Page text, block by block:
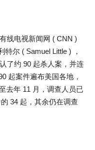
线电视新闻网 ( CNN )
特尔 ( Samuel Little ) ，
了约 90 起杀人案，并连
起案件遍布美国各地，
去年 11 月，调查人员已
34 起，其余仍在调查